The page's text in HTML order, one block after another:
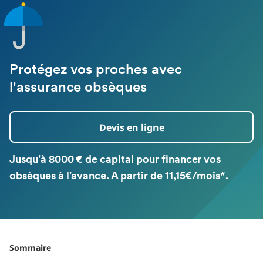
Protégez vos proches avec
l'assurance obsèques
Devis en ligne
Jusqu'à 8000 € de capital pour financer vos
obsèques à l'avance. A partir de 11,15€/mois*.
Sommaire